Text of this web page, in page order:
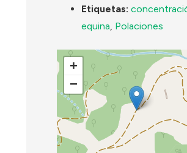
Etiquetas:
equina, Polaciones
+
−